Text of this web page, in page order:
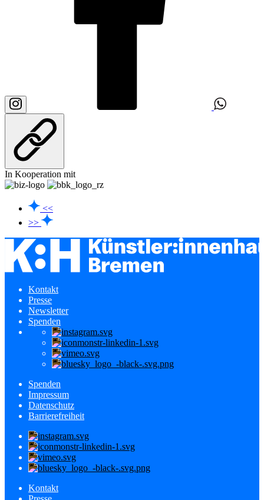
In Kooperation mit
<<
>>
Kontakt
Presse
Newsletter
Spenden
Spenden
Impressum
Datenschutz
Barrierefreiheit
Kontakt